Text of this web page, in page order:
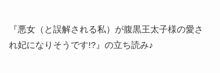
『悪女（と誤解される私）が腹黒王太子様の愛さ
れ妃になりそうです!?』の立ち読み♪